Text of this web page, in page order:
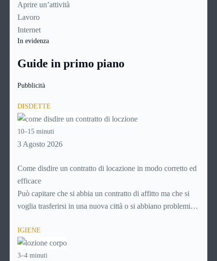
Aprire un’attività
Lavoro
Internet
In evidenza
Guide in primo piano
Pubblicità
DISDETTE
10–15 minuti
3 Agosto 2026
Come disdire un contratto di locazione in modo corretto ed
efficace
Può capitare che si abbia un contratto di affitto ma che si
voglia trasferirsi in una nuova città o si abbiano problemi a
abitazione: è legittimo chiedersi se è possibile
contratto di locazione
capiremo come inviare la disdetta per un contratto di affitto.
IGIENE
3–4 minuti